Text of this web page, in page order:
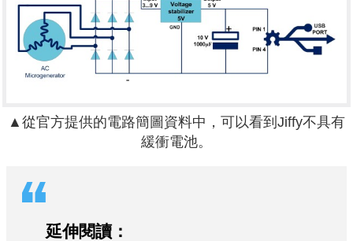
▲從官方提供的電路簡圖資料中，可以看到Jiffy不具有
緩衝電池。
延伸閱讀：